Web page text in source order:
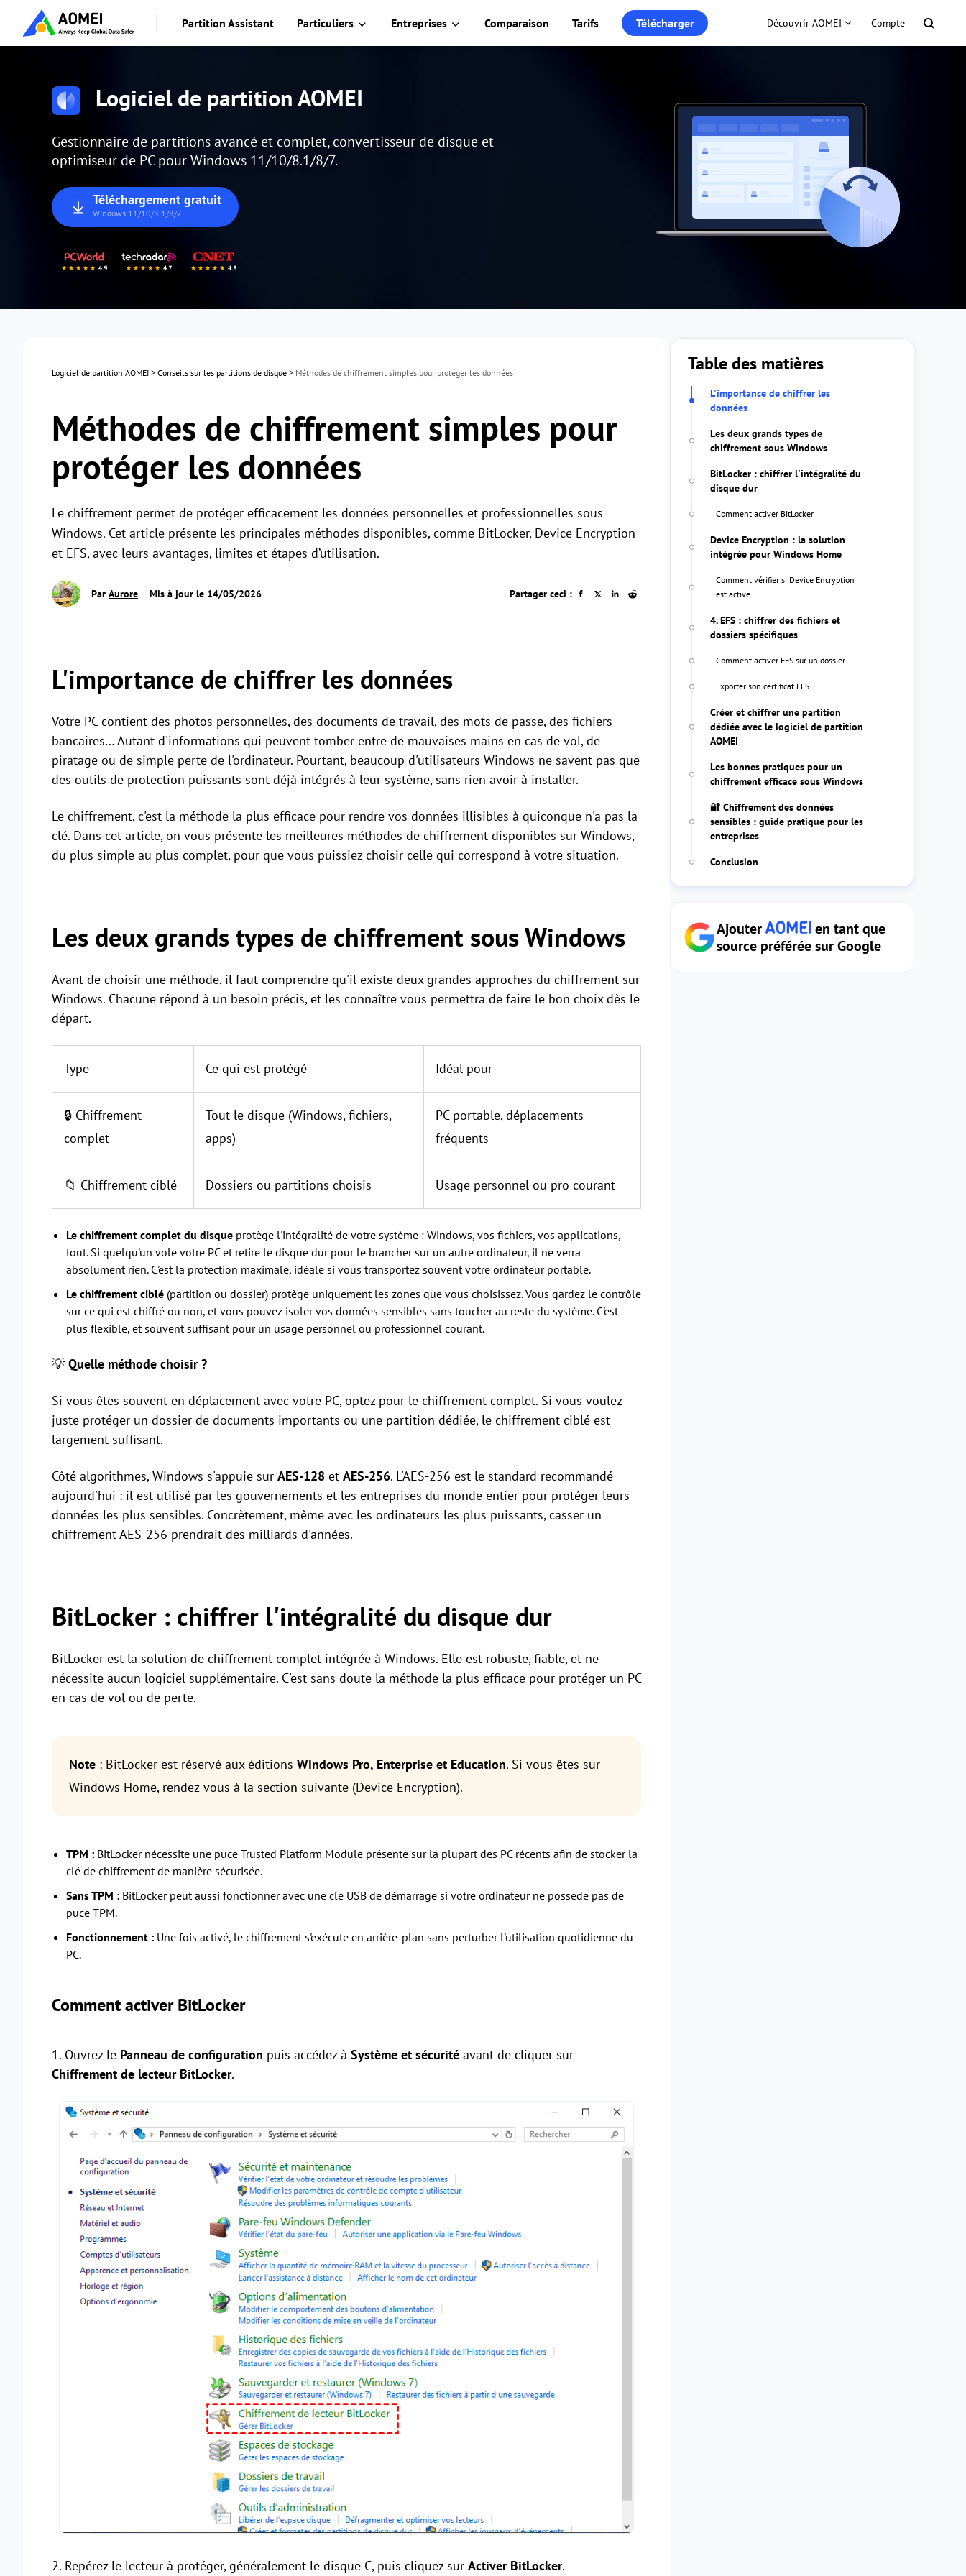
Partition Assistant Particuliers Entreprises Comparaison Tarifs Télécharger Découvrir AOMEI Compte
Logiciel de partition AOMEI
Gestionnaire de partitions avancé et complet, convertisseur de disque et
optimiseur de PC pour Windows 11/10/8.1/8/7.
Téléchargement gratuit
Windows 11/10/8.1/8/7
Logiciel de partition AOMEI > Conseils sur les partitions de disque > Méthodes de chiffrement simples pour protéger les données
Méthodes de chiffrement simples pour
protéger les données
Le chiffrement permet de protéger efficacement les données personnelles et professionnelles sous
Windows. Cet article présente les principales méthodes disponibles, comme BitLocker, Device Encryption
et EFS, avec leurs avantages, limites et étapes d’utilisation.
Par Aurore Mis à jour le 14/05/2026 Partager ceci :
L'importance de chiffrer les données
Votre PC contient des photos personnelles, des documents de travail, des mots de passe, des fichiers
bancaires… Autant d'informations qui peuvent tomber entre de mauvaises mains en cas de vol, de
piratage ou de simple perte de l'ordinateur. Pourtant, beaucoup d'utilisateurs Windows ne savent pas que
des outils de protection puissants sont déjà intégrés à leur système, sans rien avoir à installer.
Le chiffrement, c'est la méthode la plus efficace pour rendre vos données illisibles à quiconque n'a pas la
clé. Dans cet article, on vous présente les meilleures méthodes de chiffrement disponibles sur Windows,
du plus simple au plus complet, pour que vous puissiez choisir celle qui correspond à votre situation.
Les deux grands types de chiffrement sous Windows
Avant de choisir une méthode, il faut comprendre qu'il existe deux grandes approches du chiffrement sur
Windows. Chacune répond à un besoin précis, et les connaître vous permettra de faire le bon choix dès le
départ.
Type Ce qui est protégé Idéal pour
🔒 Chiffrement
complet
Tout le disque (Windows, fichiers,
apps)
PC portable, déplacements
fréquents
📁 Chiffrement ciblé Dossiers ou partitions choisis Usage personnel ou pro courant
Le chiffrement complet du disque protège l'intégralité de votre système : Windows, vos fichiers, vos applications,
tout. Si quelqu'un vole votre PC et retire le disque dur pour le brancher sur un autre ordinateur, il ne verra
absolument rien. C'est la protection maximale, idéale si vous transportez souvent votre ordinateur portable.
Le chiffrement ciblé (partition ou dossier) protège uniquement les zones que vous choisissez. Vous gardez le contrôle
sur ce qui est chiffré ou non, et vous pouvez isoler vos données sensibles sans toucher au reste du système. C'est
plus flexible, et souvent suffisant pour un usage personnel ou professionnel courant.
💡 Quelle méthode choisir ?
Si vous êtes souvent en déplacement avec votre PC, optez pour le chiffrement complet. Si vous voulez
juste protéger un dossier de documents importants ou une partition dédiée, le chiffrement ciblé est
largement suffisant.
Côté algorithmes, Windows s'appuie sur AES-128 et AES-256. L'AES-256 est le standard recommandé
aujourd'hui : il est utilisé par les gouvernements et les entreprises du monde entier pour protéger leurs
données les plus sensibles. Concrètement, même avec les ordinateurs les plus puissants, casser un
chiffrement AES-256 prendrait des milliards d'années.
BitLocker : chiffrer l'intégralité du disque dur
BitLocker est la solution de chiffrement complet intégrée à Windows. Elle est robuste, fiable, et ne
nécessite aucun logiciel supplémentaire. C'est sans doute la méthode la plus efficace pour protéger un PC
en cas de vol ou de perte.
Note : BitLocker est réservé aux éditions Windows Pro, Enterprise et Education. Si vous êtes sur
Windows Home, rendez-vous à la section suivante (Device Encryption).
TPM : BitLocker nécessite une puce Trusted Platform Module présente sur la plupart des PC récents afin de stocker la
clé de chiffrement de manière sécurisée.
Sans TPM : BitLocker peut aussi fonctionner avec une clé USB de démarrage si votre ordinateur ne possède pas de
puce TPM.
Fonctionnement : Une fois activé, le chiffrement s'exécute en arrière-plan sans perturber l'utilisation quotidienne du
PC.
Comment activer BitLocker
1. Ouvrez le Panneau de configuration puis accédez à Système et sécurité avant de cliquer sur
Chiffrement de lecteur BitLocker.
2. Repérez le lecteur à protéger, généralement le disque C, puis cliquez sur Activer BitLocker.
Table des matières
L'importance de chiffrer les
données
Les deux grands types de
chiffrement sous Windows
BitLocker : chiffrer l'intégralité du
disque dur
Comment activer BitLocker
Device Encryption : la solution
intégrée pour Windows Home
Comment vérifier si Device Encryption
est active
4. EFS : chiffrer des fichiers et
dossiers spécifiques
Comment activer EFS sur un dossier
Exporter son certificat EFS
Créer et chiffrer une partition
dédiée avec le logiciel de partition
AOMEI
Les bonnes pratiques pour un
chiffrement efficace sous Windows
🔐 Chiffrement des données
sensibles : guide pratique pour les
entreprises
Conclusion
Ajouter
en tant que
source préférée sur Google